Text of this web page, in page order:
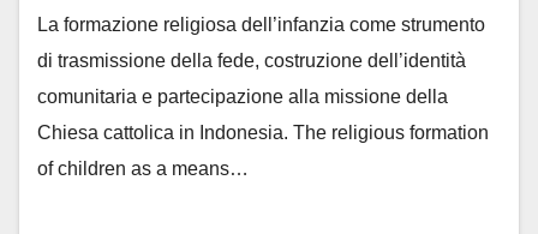
La formazione religiosa dell’infanzia come strumento
di trasmissione della fede, costruzione dell’identità
comunitaria e partecipazione alla missione della
Chiesa cattolica in Indonesia. The religious formation
of children as a means…